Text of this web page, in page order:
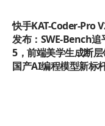
快手KAT-Coder-Pro
发布：SWE-Bench追
5，前端美学生成断层
国产AI编程模型新标